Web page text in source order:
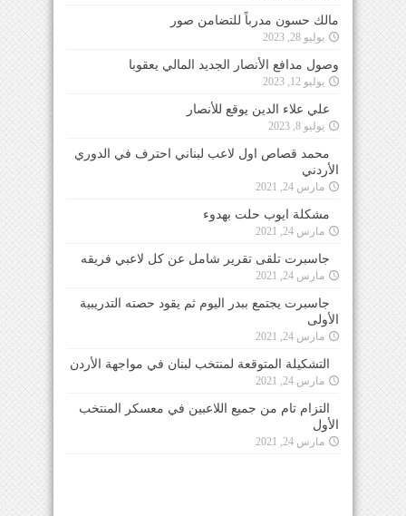
مالك حسون مدرباً للتضامن صور
يوليو 28, 2023
وصول مدافع الأنصار الجديد المالي يعقوبا
يوليو 12, 2023
علي علاء الدين يوقع للأنصار
يوليو 8, 2023
محمد قصاص اول لاعب لبناني احترف في الدوري
الأردني
مارس 24, 2021
مشكلة ايوب حلت بهدوء
مارس 24, 2021
جاسبرت تلقى تقرير شامل عن كل لاعبي فريقه
مارس 24, 2021
جاسبرت يجتمع ببدر اليوم ثم يقود حصته التدريبية
الأولى
مارس 24, 2021
التشكيلة المتوقعة لمنتخب لبنان في مواجهة الأردن
مارس 24, 2021
التزام تام من جميع اللاعبين في معسكر المنتخب
الأول
مارس 24, 2021